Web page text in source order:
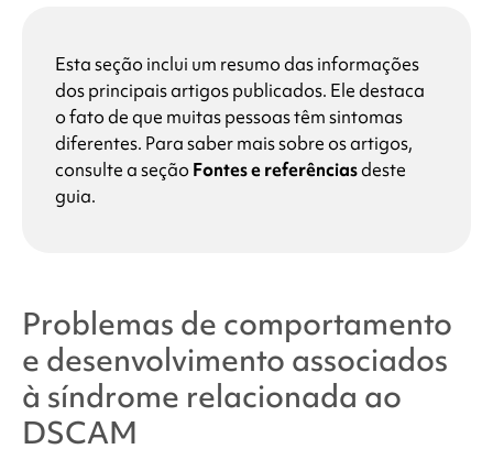
Esta seção inclui um resumo das informações
dos principais artigos publicados. Ele destaca
o fato de que muitas pessoas têm sintomas
diferentes. Para saber mais sobre os artigos,
consulte a seção Fontes e referênciasdeste
guia.
Problemas de comportamento
e desenvolvimento associados
à síndrome relacionada ao
DSCAM